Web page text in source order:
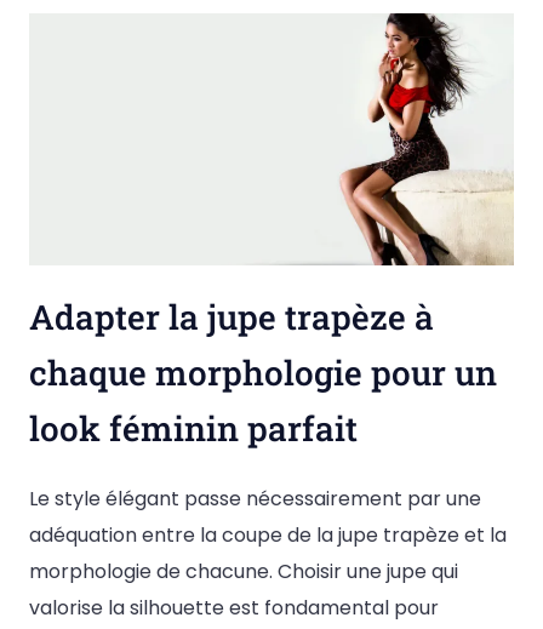
Adapter la jupe trapèze à
chaque morphologie pour un
look féminin parfait
Le style élégant passe nécessairement par une
adéquation entre la coupe de la jupe trapèze et la
morphologie de chacune. Choisir une jupe qui
valorise la silhouette est fondamental pour